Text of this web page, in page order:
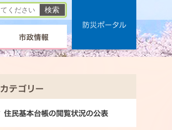
市政情報
防災ポータル
カテゴリー
住民基本台帳の閲覧状況の公表